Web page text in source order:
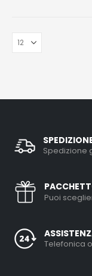
Spedizione
Puoi
Telefonica